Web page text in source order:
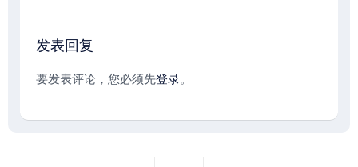
发表回复
要发表评论，您必须先登录。